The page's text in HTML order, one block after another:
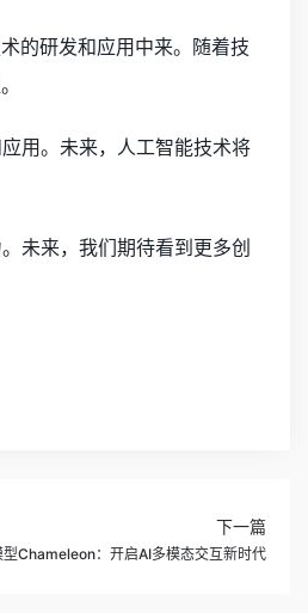
的研发和应用中来。随着技
用。未来，人工智能技术将
未来，我们期待看到更多创
下一篇
Chameleon：开启AI多模态交互新时代